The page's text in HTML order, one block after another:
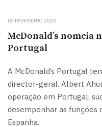
03 FEVEREIRO 2026
McDonald’s nomeia
Portugal
A McDonald’s Portugal
director-geral. Albert
operação em Portugal,
desempenhar as funções
Espanha.